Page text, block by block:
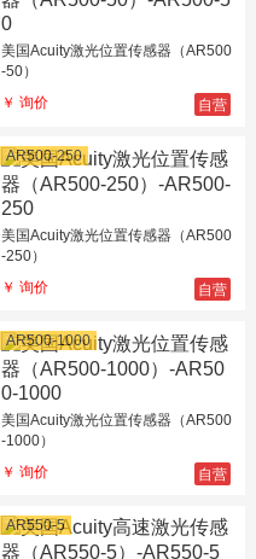
美国Acuity激光位置传感器（AR500
-50）
￥ 询价
自营
美国Acuity激光位置传感器（AR500
-250）
￥ 询价
自营
AR500-250
美国Acuity激光位置传感器（AR500
-1000）
￥ 询价
自营
AR500-1000
AR550-5